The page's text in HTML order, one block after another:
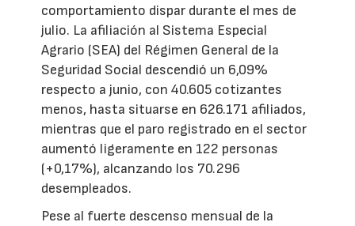
comportamiento dispar durante el mes de
julio. La afiliación al Sistema Especial
Agrario (SEA) del Régimen General de la
Seguridad Social descendió un 6,09%
respecto a junio, con 40.605 cotizantes
menos, hasta situarse en 626.171 afiliados,
mientras que el paro registrado en el sector
aumentó ligeramente en 122 personas
(+0,17%), alcanzando los 70.296
desempleados.
Pese al fuerte descenso mensual de la